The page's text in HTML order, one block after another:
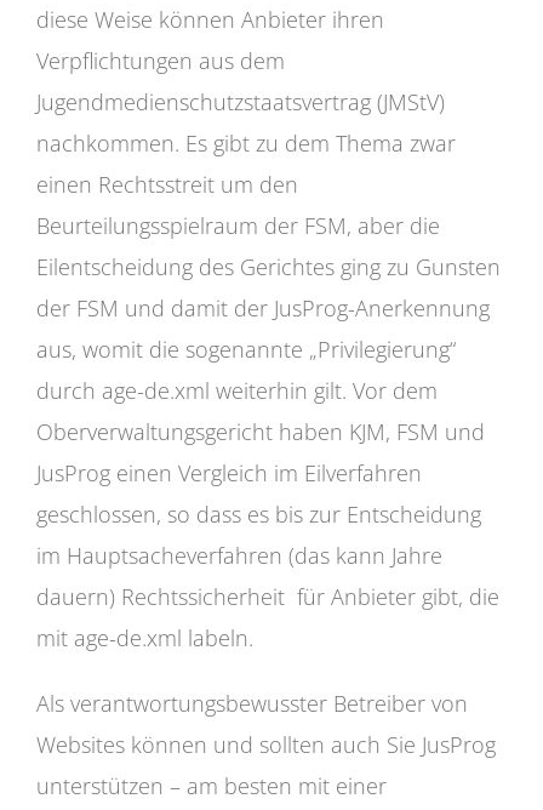
diese Weise können Anbieter ihren
Verpflichtungen aus dem
Jugendmedienschutzstaatsvertrag (JMStV)
nachkommen. Es gibt zu dem Thema zwar
einen Rechtsstreit um den
Beurteilungsspielraum der FSM, aber die
Eilentscheidung des Gerichtes ging zu Gunsten
der FSM und damit der JusProg-Anerkennung
aus, womit die sogenannte „Privilegierung“
durch age-de.xml weiterhin gilt. Vor dem
Oberverwaltungsgericht haben KJM, FSM und
JusProg einen Vergleich im Eilverfahren
geschlossen, so dass es bis zur Entscheidung
im Hauptsacheverfahren (das kann Jahre
dauern) Rechtssicherheit für Anbieter gibt, die
mit age-de.xml labeln.
Als verantwortungsbewusster Betreiber von
Websites können und sollten auch Sie JusProg
unterstützen – am besten mit einer